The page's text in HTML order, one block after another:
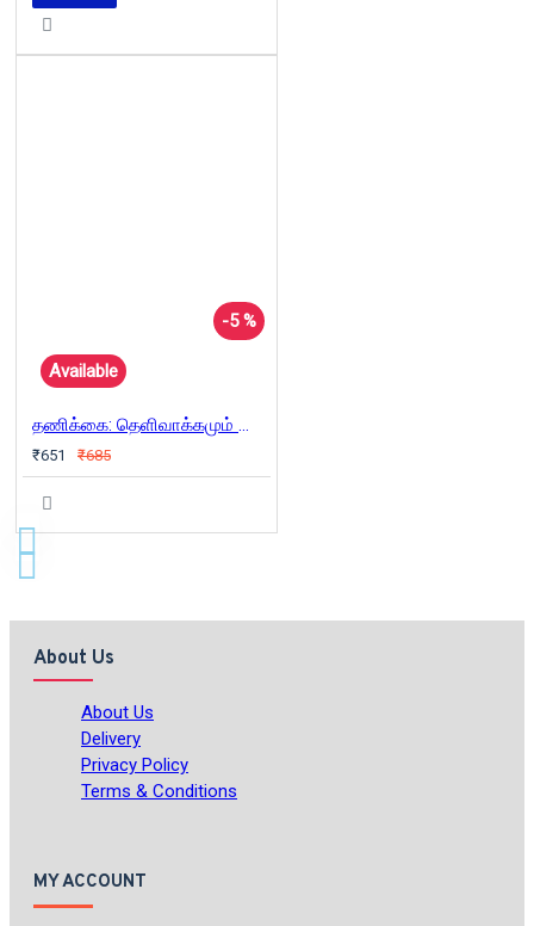
-5 %
Available
தணிக்கை: தெளிவாக்கமும் செயல்முறைகளும்
₹651 ₹685
About Us
About Us
Delivery
Privacy Policy
Terms & Conditions
MY ACCOUNT